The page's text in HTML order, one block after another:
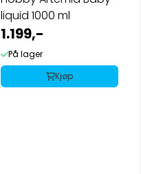
liquid 1000 ml
1.199,-
På lager
Kjøp